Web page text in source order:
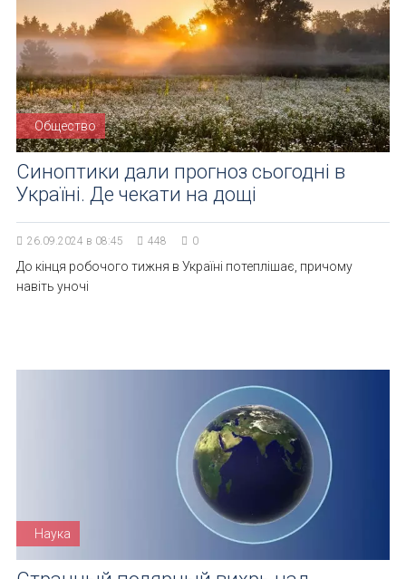
Общество
Синоптики дали прогноз сьогодні в
Україні. Де чекати на дощі
26.09.2024 в 08:45 448 0
До кінця робочого тижня в Україні потеплішає, причому
навіть уночі
Наука